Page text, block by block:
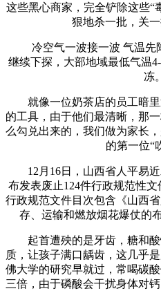
这些黑心商家，完全铲除这些“
狠地杀一批，关
冷空气一波接一波 气温先
继续下探，大部地域最低气温
冻。
就像一位奶茶店的员工暗里
的工具，由于他们最清晰，那
么勾兑出来的，我们做为家长
的第一位“
12月16日，山西省人平易近
布发表废止124件行政规范性
行政规范文件目次包含《山西
存、运输和燃放烟花爆仗的
起首遭殃的是牙齿，糖和酸
质，让孩子满口龋齿，这几乎
佛大学的研究早就过，常喝碳
三倍，由于磷酸会干扰身体对